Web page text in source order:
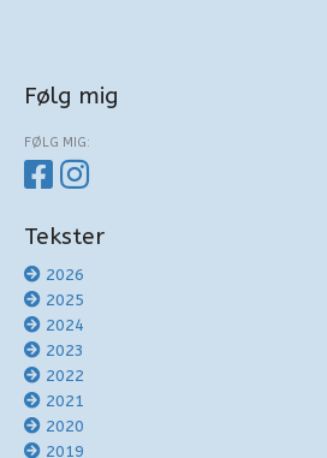
Følg mig
FØLG MIG:
Tekster
2026
2025
2024
2023
2022
2021
2020
2019